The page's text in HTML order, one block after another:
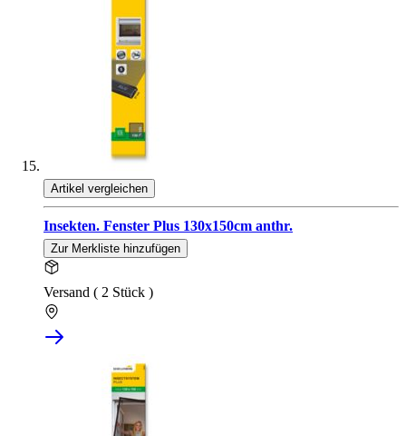
Artikel vergleichen
Insekten. Fenster Plus 130x150cm anthr.
Zur Merkliste hinzufügen
Versand ( 2 Stück )